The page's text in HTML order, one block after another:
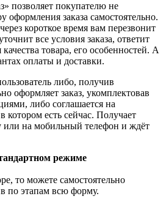
позволяет покупателю не
оформления заказа самостоятельно.
короткое время вам перезвонит
все условия заказа, ответит
товара, его особенностей. А
оплаты и доставки.
либо, получив
оформляет заказ, укомплектовав
либо соглашается на
котором есть сейчас. Получает
или на мобильный телефон и ждёт
режиме
то можете самостоятельно
по этапам всю форму.